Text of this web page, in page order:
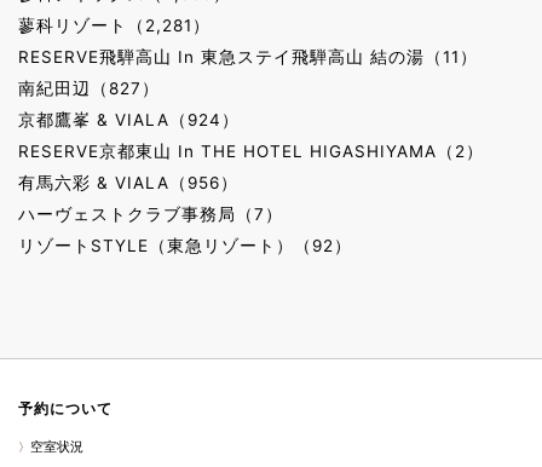
蓼科リゾート（2,281）
RESERVE飛騨高山 In 東急ステイ飛騨高山 結の湯（11）
南紀田辺（827）
京都鷹峯 & VIALA（924）
RESERVE京都東山 In THE HOTEL HIGASHIYAMA（2）
有馬六彩 & VIALA（956）
ハーヴェストクラブ事務局（7）
リゾートSTYLE（東急リゾート）（92）
予約について
空室状況